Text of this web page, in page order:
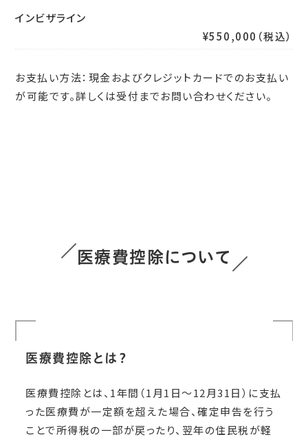
インビザライン
¥550,000（税込）
お支払い方法：現金およびクレジットカードでのお支払い
が可能です。詳しくは受付までお問い合わせください。
医療費控除について
医療費控除とは？
医療費控除とは、1年間（1月1日〜12月31日）に支払
った医療費が一定額を超えた場合、確定申告を行う
ことで所得税の一部が戻ったり、翌年の住民税が軽